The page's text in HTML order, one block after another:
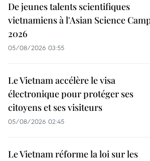
De jeunes talents scientifiques
vietnamiens à l'Asian Science
2026
05/08/2026 03:55
Le Vietnam accélère le visa
électronique pour protéger ses
citoyens et ses visiteurs
05/08/2026 02:45
Le Vietnam réforme la loi sur les